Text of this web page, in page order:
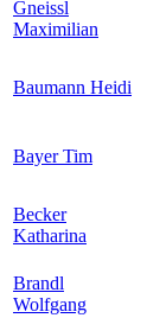
Gneissl
Maximilian
Baumann Heidi
Bayer Tim
Becker
Katharina
Brandl
Wolfgang